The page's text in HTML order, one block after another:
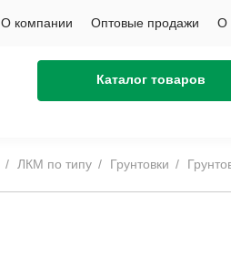
Каталог товаров
О компании Оптовые продажи О
ЛКМ по типу Грунтовки